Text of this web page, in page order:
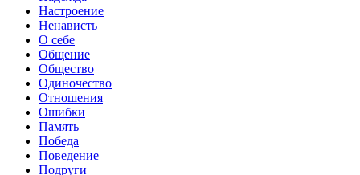
Настроение
Ненависть
О себе
Общение
Общество
Одиночество
Отношения
Ошибки
Память
Победа
Поведение
Подруги